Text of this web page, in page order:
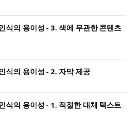
식의 용이성 - 3. 색에 무관한 콘텐츠
식의 용이성 - 2. 자막 제공
식의 용이성 - 1. 적절한 대체 텍스트